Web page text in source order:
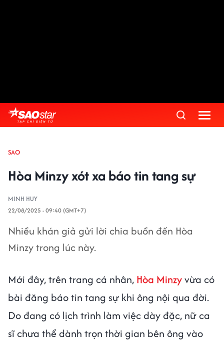
SAO
Hòa Minzy xót xa báo tin tang sự
MINH HUY
22/08/2025 - 09:40 (GMT+7)
Nhiều khán giả gửi lời chia buồn đến Hòa
Minzy trong lúc này.
Mới đây, trên trang cá nhân, Hòa Minzyvừa có
bài đăng báo tin tang sự khi ông nội qua đời.
Do đang có lịch trình làm việc dày đặc, nữ ca
sĩ chưa thể dành trọn thời gian bên ông vào